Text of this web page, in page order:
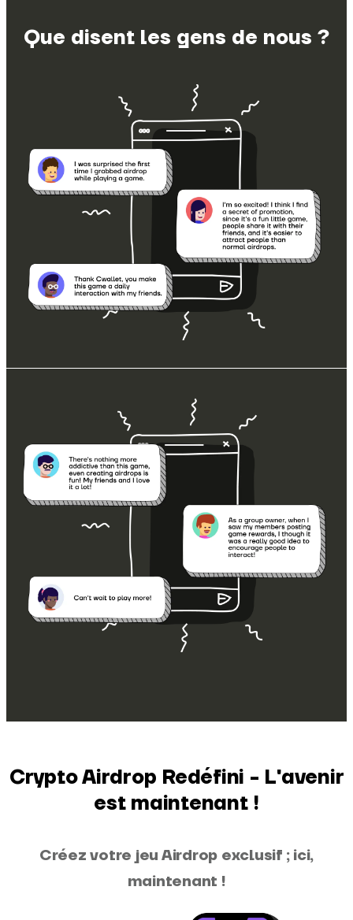
Que disent les gens de nous ?
Crypto Airdrop Redéfini - L'avenir
est maintenant !
Créez votre jeu Airdrop exclusif ; ici,
maintenant !